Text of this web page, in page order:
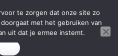
te zorgen dat onze site zo
met het gebruiken van
uit dat je ermee instemt.